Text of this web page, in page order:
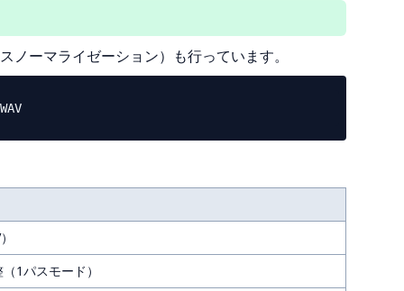
ーマライゼーション）も行っています。
1パスモード）